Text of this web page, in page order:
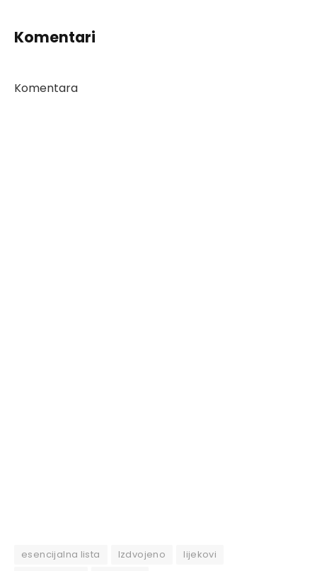
Komentari
Komentara
esencijalna lista Izdvojeno
lijekovi